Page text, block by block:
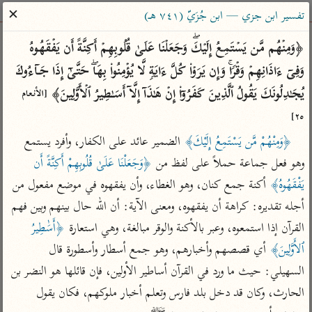
ساهم معنا في نشر القرآن والعلم الشرعي
الباحث القرآني
بحث تفسير علوم مصاحف معاجم
Type 2 or more characters for results.
Type 1 or more
characters for results.
أمّهات
تفسير الطبري
تفسير ابن كثير
تفسير القرطبي
تفسير البغوي
عامّة
فتح البيان للقنوجي
فتح القدير للشوكاني
تفسير ابن جزي
موسوعات
معاصرة
الميسر
المختصر في
التفسير
تفسير السعدي
أيسر التفاسير
تفسير ابن جزي — ابن جُزَيّ (٧٤١ هـ)
✕
یُجَـٰدِلُونَكَ یَقُولُ ٱلَّذِینَ كَفَرُوۤا۟ إِنۡ هَـٰذَاۤ إِلَّاۤ أَسَـٰطِیرُ ٱلۡأَوَّلِینَ﴾
٢٥]
﴿وَمِنْهُمْ مَّن يَسْتَمِعُ إِلَيْكَ﴾
وهو فعل جماعة حملاً على لفظ من
يَفْقَهُوهُ﴾
القرآن إذا استمعوه، وعبر بالأكنة والوقر مبالغة، وهي استعارة
﴿أَسَٰطِيرُ
ٱلأَوَّلِينَ﴾